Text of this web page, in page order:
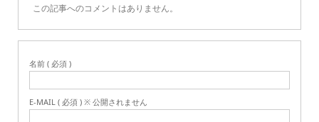
この記事へのコメントはありません。
名前 ( 必須 )
E-MAIL ( 必須 ) ※ 公開されません